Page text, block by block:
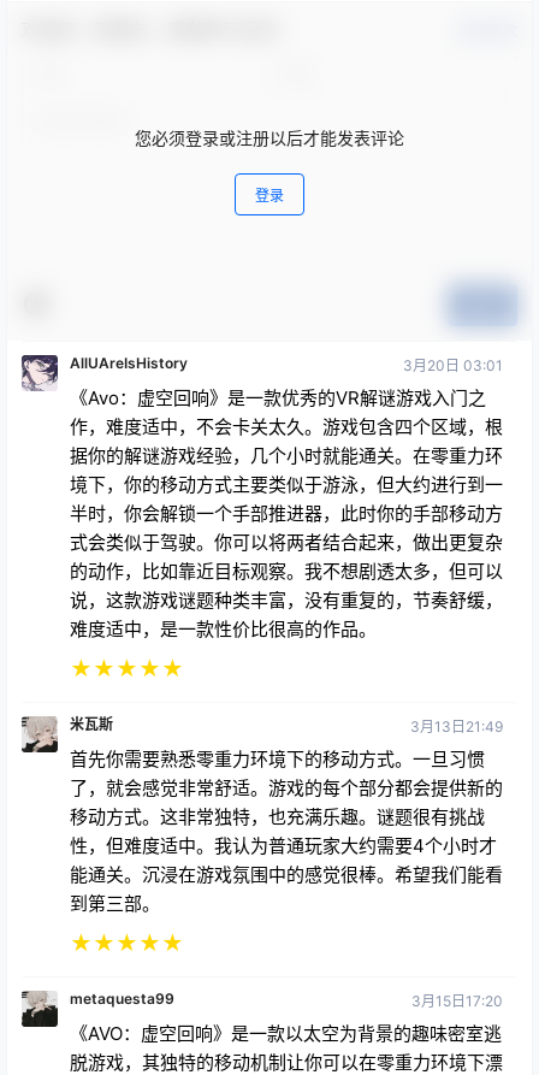
您必须登录或注册以后才能发表评论
登录
AllUAreIsHistory 3月20日 03:01
《Avo：虚空回响》是一款优秀的VR解谜游戏入门之
作，难度适中，不会卡关太久。游戏包含四个区域，根
据你的解谜游戏经验，几个小时就能通关。在零重力环
境下，你的移动方式主要类似于游泳，但大约进行到一
半时，你会解锁一个手部推进器，此时你的手部移动方
式会类似于驾驶。你可以将两者结合起来，做出更复杂
的动作，比如靠近目标观察。我不想剧透太多，但可以
说，这款游戏谜题种类丰富，没有重复的，节奏舒缓，
难度适中，是一款性价比很高的作品。
★★★★★
米瓦斯 3月13日21:49
首先你需要熟悉零重力环境下的移动方式。一旦习惯
了，就会感觉非常舒适。游戏的每个部分都会提供新的
移动方式。这非常独特，也充满乐趣。谜题很有挑战
性，但难度适中。我认为普通玩家大约需要4个小时才
能通关。沉浸在游戏氛围中的感觉很棒。希望我们能看
到第三部。
★★★★★
metaquesta99 3月15日17:20
《AVO：虚空回响》是一款以太空为背景的趣味密室逃
脱游戏，其独特的移动机制让你可以在零重力环境下漂